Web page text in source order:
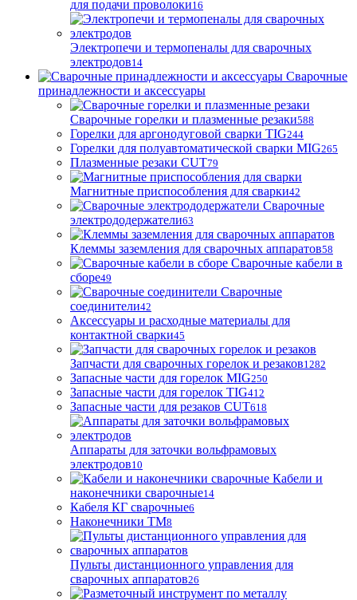
для подачи проволоки16
Электропечи и термопеналы для сварочных
электродов14
Сварочные
принадлежности и аксессуары
Сварочные горелки и плазменные резаки588
Горелки для аргонодуговой сварки TIG244
Горелки для полуавтоматической сварки MIG265
Плазменные резаки CUT79
Магнитные приспособления для сварки42
Сварочные
электрододержатели63
Клеммы заземления для сварочных аппаратов58
Сварочные кабели в
сборе49
Сварочные
соединители42
Аксессуары и расходные материалы для
контактной сварки45
Запчасти для сварочных горелок и резаков1282
Запасные части для горелок MIG250
Запасные части для горелок TIG412
Запасные части для резаков CUT618
Аппараты для заточки вольфрамовых
электродов10
Кабели и
наконечники сварочные14
Кабеля КГ сварочные6
Наконечники ТМ8
Пульты дистанционного управления для
сварочных аппаратов26